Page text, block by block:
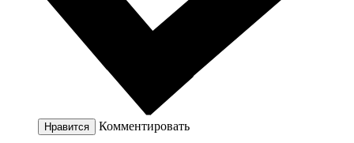
Нравится Комментировать